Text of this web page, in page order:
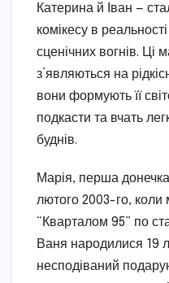
Катерина й Іван —
комікесу в
сценічних вогнів. Ці
з’являються на
вони формують її
подкасти та вчать
буднів.
Марія, перша
лютого 2003-го,
“Кварталом 95” по
Ваня народилися 19
несподіваний